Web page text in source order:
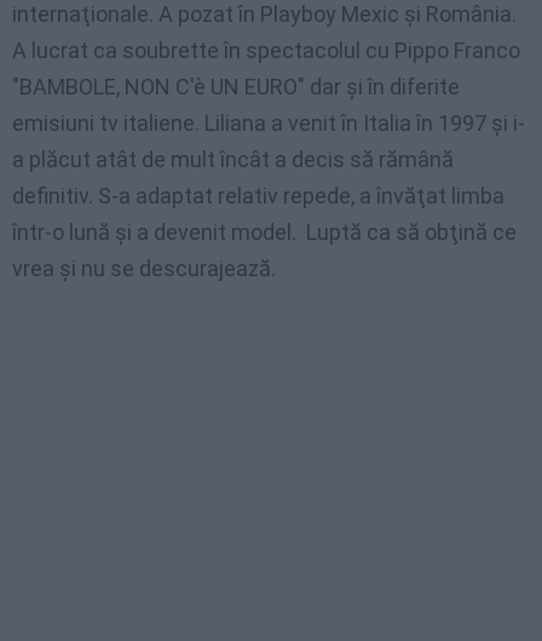
internaţionale. A pozat în Playboy Mexic şi România.
A lucrat ca soubrette în spectacolul cu Pippo Franco
"BAMBOLE, NON C'è UN EURO" dar şi în diferite
emisiuni tv italiene. Liliana a venit în Italia în 1997 şi i-
a plăcut atât de mult încât a decis să rămână
definitiv. S-a adaptat relativ repede, a învăţat limba
într-o lună şi a devenit model. Luptă ca să obţină ce
vrea şi nu se descurajează.